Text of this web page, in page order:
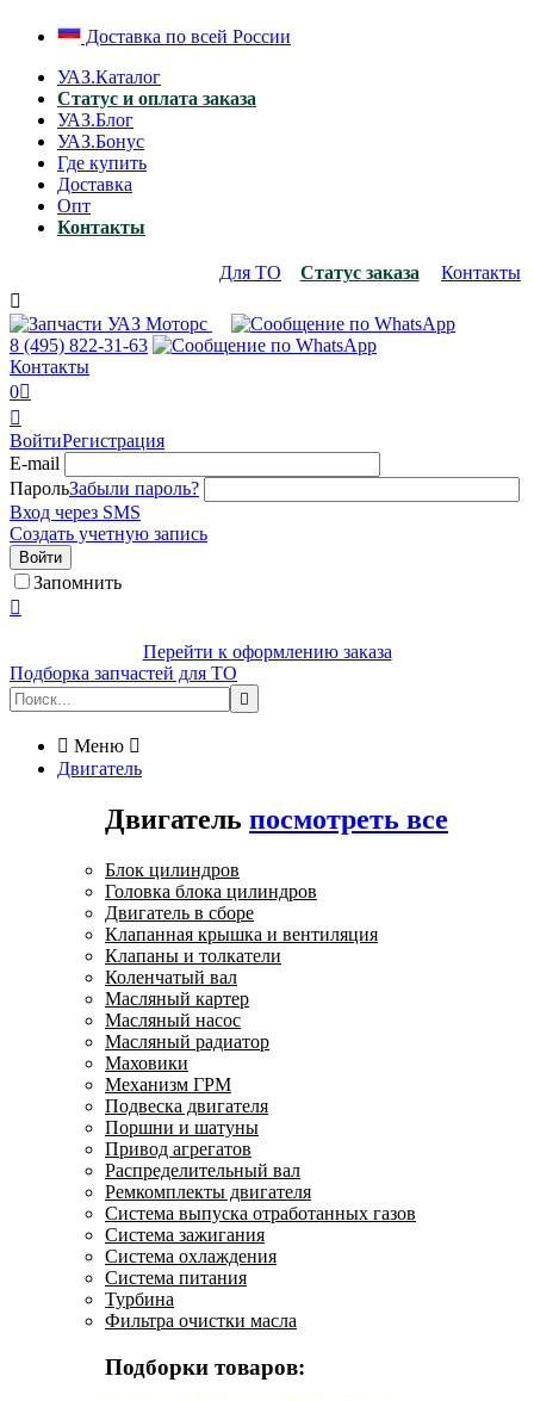
Доставка по всей России
УАЗ.Каталог
Статус и оплата заказа
УАЗ.Блог
УАЗ.Бонус
Где купить
Доставка
Опт
Контакты
Для ТО Статус заказа
Контакты

8 (495) 822-31-63
Контакты
0

ВойтиРегистрация
E-mail
ПарольЗабыли пароль?
Вход через SMS
Создать учетную запись
Войти
Запомнить

Перейти к оформлению заказа
Подборка запчастей для ТО

 Меню 
Двигатель
Двигатель посмотреть все
Блок цилиндров
Головка блока цилиндров
Двигатель в сборе
Клапанная крышка и вентиляция
Клапаны и толкатели
Коленчатый вал
Масляный картер
Масляный насос
Масляный радиатор
Маховики
Механизм ГРМ
Подвеска двигателя
Поршни и шатуны
Привод агрегатов
Распределительный вал
Ремкомплекты двигателя
Система выпуска отработанных газов
Система зажигания
Система охлаждения
Система питания
Турбина
Фильтра очистки масла
Подборки товаров: